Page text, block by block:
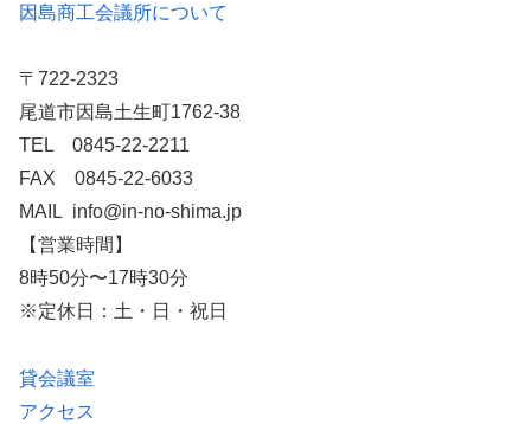
因島商工会議所について
〒722-2323
尾道市因島土生町1762-38
TEL 0845-22-2211
FAX 0845-22-6033
MAIL info@in-no-shima.jp
【営業時間】
8時50分〜17時30分
※定休日：土・日・祝日
貸会議室
アクセス